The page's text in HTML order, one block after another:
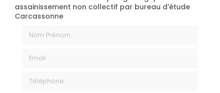
assainissement non collectif par bureau d'étude
Carcassonne